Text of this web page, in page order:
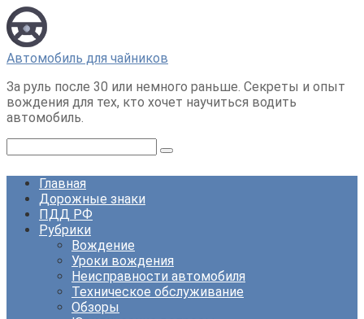
Перейти
к
контенту
Автомобиль для чайников
За руль после 30 или немного раньше. Секреты и опыт
вождения для тех, кто хочет научиться водить
автомобиль.
Главная
Дорожные знаки
ПДД РФ
Рубрики
Вождение
Уроки вождения
Неисправности автомобиля
Техническое обслуживание
Обзоры